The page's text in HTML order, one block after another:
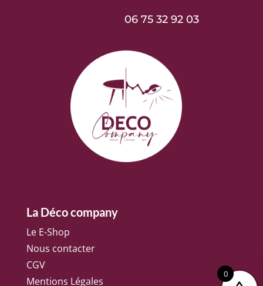
06 75 32 92 03
La Déco company
Le E-Shop
Nous contacter
CGV
Mentions Légales
0